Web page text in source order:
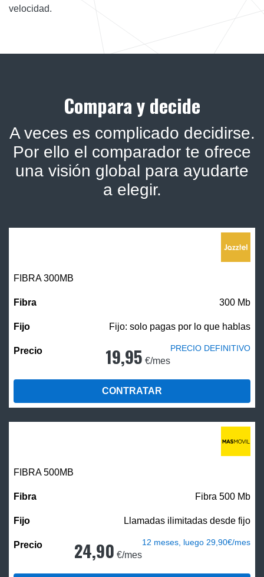
velocidad.
Compara y decide
A veces es complicado decidirse.
Por ello el comparador te ofrece
una visión global para ayudarte
a elegir.
FIBRA 300MB
300 Mb
Fijo: solo pagas por lo que hablas
19,95 €/mes
PRECIO DEFINITIVO
CONTRATAR
FIBRA500MB
Fibra 500 Mb
Llamadas ilimitadas desde fijo
24,90 €/mes
12 meses, luego 29,90€/mes